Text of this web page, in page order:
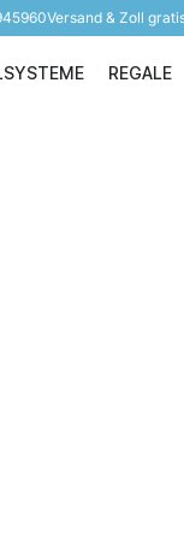
Versand & Zoll
REGALE